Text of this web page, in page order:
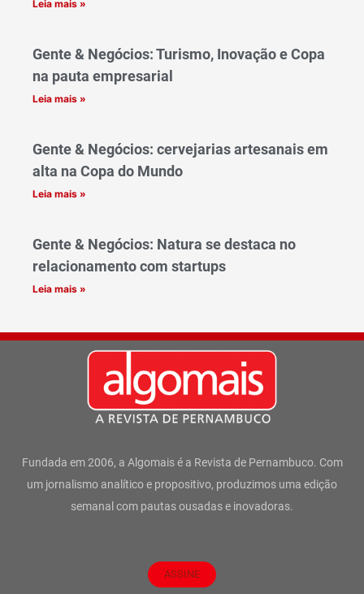
Leia mais »
Gente & Negócios: Turismo, Inovação e Copa
na pauta empresarial
Leia mais »
Gente & Negócios: cervejarias artesanais em
alta na Copa do Mundo
Leia mais »
Gente & Negócios: Natura se destaca no
relacionamento com startups
Leia mais »
Fundada em 2006, a Algomais é a Revista de Pernambuco. Com
um jornalismo analítico e propositivo, produzimos uma edição
semanal com pautas ousadas e inovadoras.
ASSINE